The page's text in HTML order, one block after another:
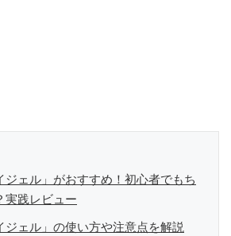
ジェル」がおすすめ！初心者でもち
実践レビュー
ジェル」の使い方や注意点を解説